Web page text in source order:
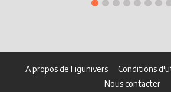
A propos de Figunivers Conditions
Nous contacter